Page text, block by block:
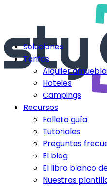
Soluciones
Tarifas
Alquiler
Hoteles
Campings
Recursos
Folleto guía
Tutoriales
Preguntas
El blog
El libro blanco
Nuestras